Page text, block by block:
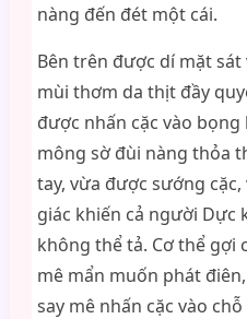
nàng đến đét một cái.
Bên trên được dí mặt
mùi thơm da thịt đầy
được nhấn cặc vào
mông sờ đùi nàng thỏa
tay, vừa được sướng
giác khiến cả người Dực
không thể tả. Cơ thể gợi
mê mẩn muốn phát
say mê nhấn cặc vào